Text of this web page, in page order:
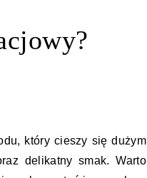
który cieszy się dużym
delikatny smak. Warto